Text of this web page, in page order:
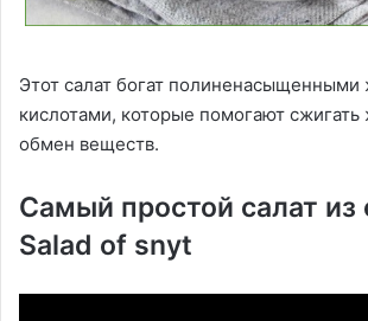
Этот салат богат
кислотами, которые помогают
обмен веществ.
Самый простой салат из
Salad of snyt